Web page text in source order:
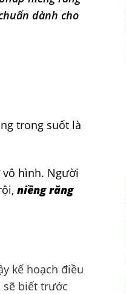
dành cho
trong suốt là
hình. Người
niềng răng
kế hoạch điều
sẽ biết trước